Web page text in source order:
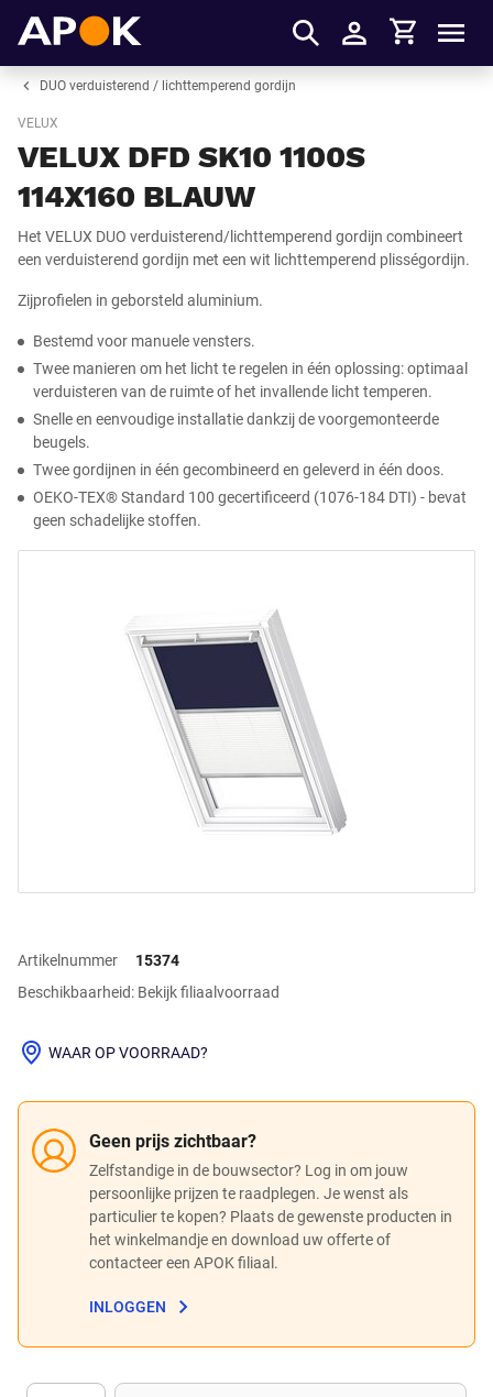
Inloggen
Winkelmandje
DUO verduisterend / lichttemperend gordijn
VELUX
VELUX DFD SK10 1100S
114X160 BLAUW
Het VELUX DUO verduisterend/lichttemperend gordijn combineert
een verduisterend gordijn met een wit lichttemperend plisségordijn.
Zijprofielen in geborsteld aluminium.
Bestemd voor manuele vensters.
Twee manieren om het licht te regelen in één oplossing: optimaal
verduisteren van de ruimte of het invallende licht temperen.
Snelle en eenvoudige installatie dankzij de voorgemonteerde
beugels.
Twee gordijnen in één gecombineerd en geleverd in één doos.
OEKO-TEX® Standard 100 gecertificeerd (1076-184 DTI) - bevat
geen schadelijke stoffen.
Artikelnummer
15374
Beschikbaarheid: Bekijk filiaalvoorraad
Geen prijs zichtbaar?
Zelfstandige in de bouwsector? Log in om jouw
persoonlijke prijzen te raadplegen. Je wenst als
particulier te kopen? Plaats de gewenste producten in
het winkelmandje en download uw offerte of
contacteer een APOK filiaal.
INLOGGEN
WAAR OP VOORRAAD?
Eenheid